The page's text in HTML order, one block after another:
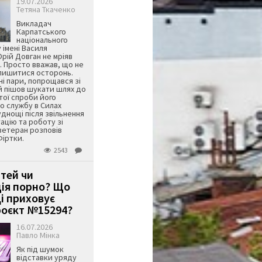
Тетяна Ткаченко
Викладач
Карпатського
національного
Василя
Довган не мріяв
Просто вважав, що не
осторонь.
пари, попрощався зі
пішов шукати шлях до
спроби його
службу в Силах
після звільнення
та роботу зі
розповів
2543
чи
порно? Що
приховує
№15294?
16.07.2026
Павло Мінка
Як під шумок
відставки уряду